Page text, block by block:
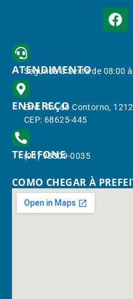
ATENDIMENTO
Segunda à Sexta de 08:00
ENDEREÇO
End.: Av. do Contorno,
CEP: 68625-445
TELEFONE
(91) 98309-0035
COMO CHEGAR À